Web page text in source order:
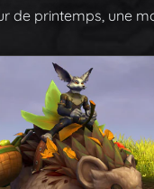
de printemps, une